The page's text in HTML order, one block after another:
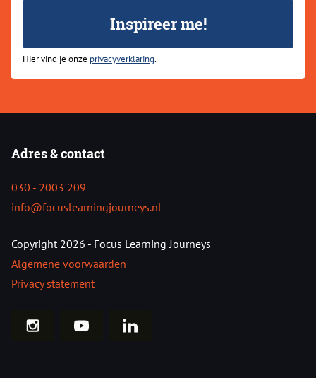
Inspireer me!
Hier vind je onze privacyverklaring.
Adres & contact
030 - 2003 209
info@focuslearningjourneys.nl
Copyright 2026 - Focus Learning Journeys
Algemene voorwaarden
Privacy statement